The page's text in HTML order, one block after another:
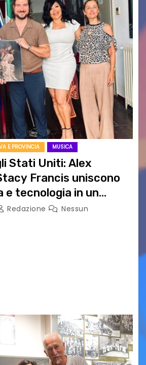
E PROVINCIA MUSICA
Stati Uniti: Alex
Francis uniscono
e tecnologia in un
internazionale”
Redazione
Nessun